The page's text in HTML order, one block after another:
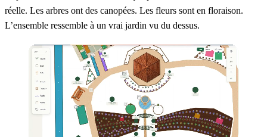
réelle. Les arbres ont des canopées. Les fleurs sont en floraison.
L’ensemble ressemble à un vrai jardin vu du dessus.